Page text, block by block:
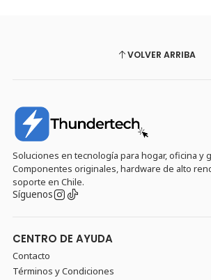
VOLVER ARRIBA
Soluciones en tecnología para hogar, oficina y
Componentes originales, hardware de alto
soporte en Chile.
Síguenos
CENTRO DE AYUDA
Contacto
Términos y Condiciones